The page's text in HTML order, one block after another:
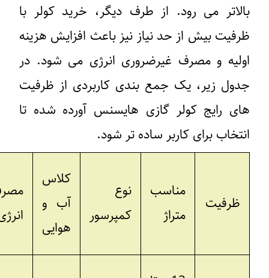
می رود. از طرف دیگر، خرید کولر با
بیش از حد نیاز نیز باعث افزایش هزینه
و مصرف غیرضروری انرژی می شود. در
زیر، یک جمع بندی کاربردی از ظرفیت
رایج کولر گازی هایسنس آورده شده تا
برای کاربر ساده تر شود.
ظرفیت
مناسب
متراژ
نوع
کمپرسور
کلاس
آب و
هوایی
مصرف
انرژی